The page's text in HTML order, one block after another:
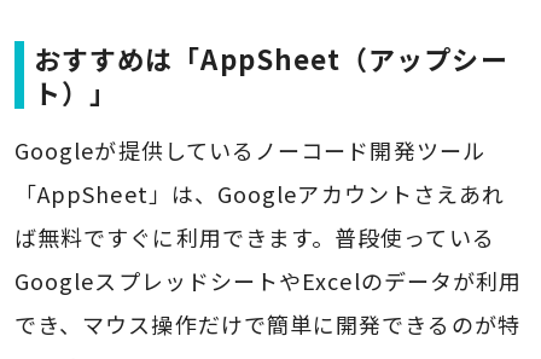
おすすめは「AppSheet（アップシー
ト）」
Googleが提供しているノーコード開発ツール
「AppSheet」は、Googleアカウントさえあれ
ば無料ですぐに利用できます。普段使っている
GoogleスプレッドシートやExcelのデータが利用
でき、マウス操作だけで簡単に開発できるのが特